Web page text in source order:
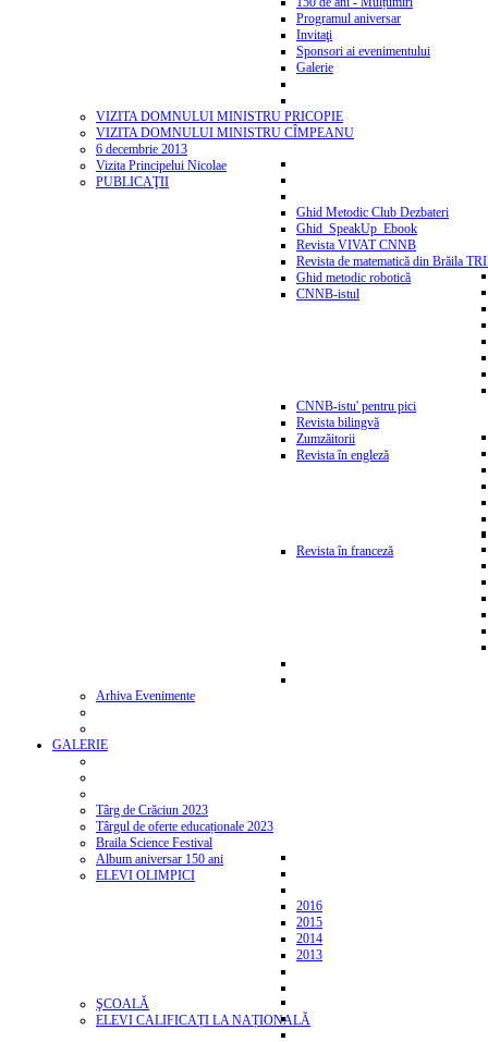
Programul aniversar
Invitaţi
Sponsori ai evenimentului
Galerie
VIZITA DOMNULUI MINISTRU PRICOPIE
VIZITA DOMNULUI MINISTRU CÎMPEANU
6 decembrie 2013
Vizita Principelui Nicolae
PUBLICAŢII
Ghid Metodic Club Dezbateri
Ghid_SpeakUp_Ebook
Revista VIVAT CNNB
Revista de matematică din Brăila
Ghid metodic robotică
CNNB-istul
CNNB-istu' pentru pici
Revista bilingvă
Zumzăitorii
Revista în engleză
Revista în franceză
Arhiva Evenimente
GALERIE
Târg de Crăciun 2023
Târgul de oferte educaționale 2023
Braila Science Festival
Album aniversar 150 ani
ELEVI OLIMPICI
2016
2015
2014
2013
ŞCOALĂ
ELEVI CALIFICAȚI LA NAȚIONALĂ